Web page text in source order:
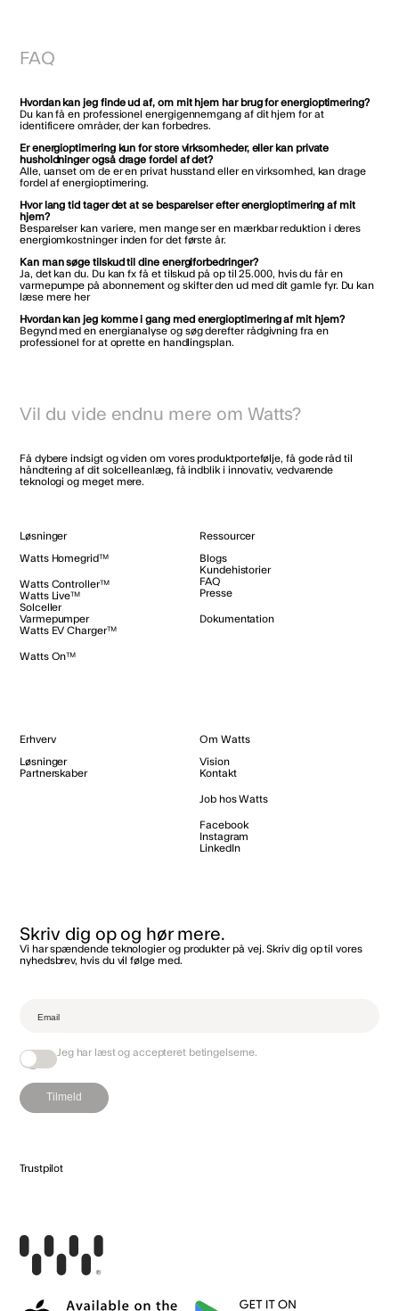
FAQ
Hvordan kan jeg finde ud af, om mit hjem har brug for energioptimering?
Du kan få en professionel energigennemgang af dit hjem for at
identificere områder, der kan forbedres.
Er energioptimering kun for store virksomheder, eller kan private
husholdninger også drage fordel af det?
Alle, uanset om de er en privat husstand eller en virksomhed, kan drage
fordel af energioptimering.
Hvor lang tid tager det at se besparelser efter energioptimering af mit
hjem?
Besparelser kan variere, men mange ser en mærkbar reduktion i deres
energiomkostninger inden for det første år.
Kan man søge tilskud til dine energiforbedringer?
Ja, det kan du. Du kan fx få et tilskud på op til 25.000, hvis du får en
varmepumpe på abonnement og skifter den ud med dit gamle fyr. Du kan
læse mere her
Hvordan kan jeg komme i gang med energioptimering af mit hjem?
Begynd med en energianalyse og søg derefter rådgivning fra en
professionel for at oprette en handlingsplan.
Vil du vide endnu mere om Watts?
Få dybere indsigt og viden om vores produktportefølje, få gode råd til
håndtering af dit solcelleanlæg, få indblik i innovativ, vedvarende
teknologi og meget mere.
Løsninger
Watts Homegrid™
Watts Controller™
Watts Live™
Solceller
Varmepumper
Watts EV Charger™
Watts On™
Ressourcer
Blogs
Kundehistorier
FAQ
Presse
Dokumentation
Erhverv
Løsninger
Partnerskaber
Om Watts
Vision
Kontakt
Job hos Watts
Facebook
Instagram
LinkedIn
Skriv dig op og hør mere.
Vi har spændende teknologier og produkter på vej. Skriv dig op til vores
nyhedsbrev, hvis du vil følge med.‌
Jeg har læst og accepteret betingelserne.
Tilmeld
Trustpilot